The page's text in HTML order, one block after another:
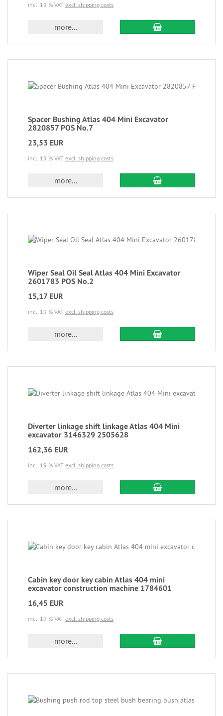
incl. 19 % VAT excl. shipping costs
more...
Spacer Bushing Atlas 404 Mini Excavator
2820857 POS No.7
23,53 EUR
incl. 19 % VAT excl. shipping costs
more...
Wiper Seal Oil Seal Atlas 404 Mini Excavator
2601783 POS No.2
15,17 EUR
incl. 19 % VAT excl. shipping costs
more...
Diverter linkage shift linkage Atlas 404 Mini
excavator 3146329 2505628
162,36 EUR
incl. 19 % VAT excl. shipping costs
more...
Cabin key door key cabin Atlas 404 mini
excavator construction machine 1784601
16,45 EUR
incl. 19 % VAT excl. shipping costs
more...